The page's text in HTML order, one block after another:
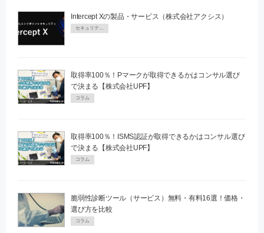
Intercept Xの製品・サービス（株式会社アクシス）
セキュリティPR
取得率100％！Pマークが取得できるかはコンサル選び
で決まる【株式会社UPF】
コラム
取得率100％！ISMS認証が取得できるかはコンサル選び
で決まる【株式会社UPF】
コラム
脆弱性診断ツール（サービス）無料・有料16選！価格・
選び方を比較
コラム